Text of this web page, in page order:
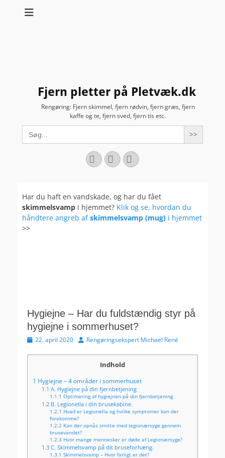
Fjern pletter på Pletvæk.dk
Rengøring: Fjern skimmel, fjern rødvin, fjern græs, fjern
kaffe og te, fjern sved, fjern tis etc.
Search
for:
Facebook
YouTubeInstagram
Har du haft en vandskade, og har du fået
skimmelsvamp i hjemmet? Klik og se, hvordan du
håndtere angreb afskimmelsvamp (mug) i hjemmet
>>
Hygiejne – Har du fuldstændig styr på
hygiejne i sommerhuset?
Udgivet
22. april 2020 Forfatter
Rengøringsekspert Michael René
Indhold
1 Hygiejne – 4 områder i sommerhuset
1.1 A. Hygiejne på din fjernbetjening
1.1.1 Optimering af hygiejnen på din fjernbetjening
1.2B. Legionella i din brusekabine.
1.2.1 Hvad er Legionella og hvilke symptomer kan der
forekomme?
1.2.2 Kan der opnås smitte med legionærsyge gennem
brusevandet?
1.2.3 Hvor mange mennesker er døde af Legionærsyge?
1.3C. Skimmelsvamp på dit bruseforhæng.
1.3.1 Skimmelsvamp – Hvor farligt er det?